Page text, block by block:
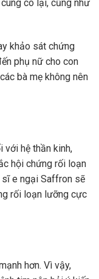
với hệ thần kinh,
hội chứng rối loạn
e ngại Saffron sẽ
hơn. Vì vậy,
tim nên hỏi ý kiến
nên dùng nhụy